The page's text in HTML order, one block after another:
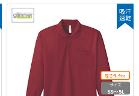
吸汗
速乾
厚さ4.4oz
サイズ
SS〜5L